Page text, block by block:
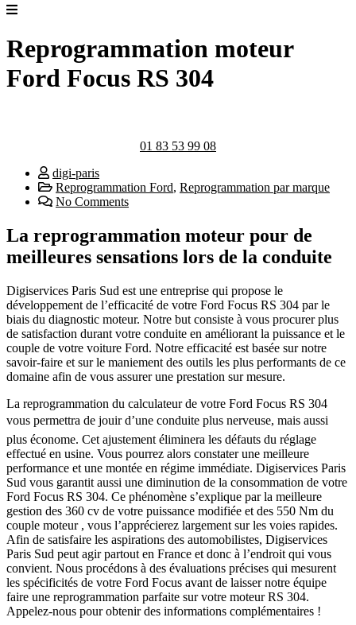
Reprogrammation moteur
Ford Focus RS 304
01 83 53 99 08
digi-paris
Reprogrammation Ford, Reprogrammation par marque
No Comments
La reprogrammation moteur pour de
meilleures sensations lors de la conduite
Digiservices Paris Sud est une entreprise qui propose le
développement de l’efficacité de votre Ford Focus RS 304 par le
biais du diagnostic moteur. Notre but consiste à vous procurer plus
de satisfaction durant votre conduite en améliorant la puissance et le
couple de votre voiture Ford. Notre efficacité est basée sur notre
savoir-faire et sur le maniement des outils les plus performants de ce
domaine afin de vous assurer une prestation sur mesure.
La reprogrammation du calculateur de votre Ford Focus RS 304
vous permettra de jouir d’une conduite plus nerveuse, mais aussi
plus économe. Cet ajustement éliminera les défauts du réglage
effectué en usine. Vous pourrez alors constater une meilleure
performance et une montée en régime immédiate. Digiservices Paris
Sud vous garantit aussi une diminution de la consommation de votre
Ford Focus RS 304. Ce phénomène s’explique par la meilleure
gestion des 360 cv de votre puissance modifiée et des 550 Nm du
couple moteur , vous l’apprécierez largement sur les voies rapides.
Afin de satisfaire les aspirations des automobilistes, Digiservices
Paris Sud peut agir partout en France et donc à l’endroit qui vous
convient. Nous procédons à des évaluations précises qui mesurent
les spécificités de votre Ford Focus avant de laisser notre équipe
faire une reprogrammation parfaite sur votre moteur RS 304.
Appelez-nous pour obtenir des informations complémentaires !